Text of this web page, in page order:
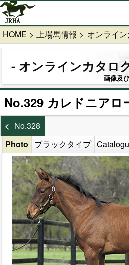
HOME 上場馬情報 オンライ
オンラインカタロ
画像及
No.329 カレドニアロ
No.328
Photo
ブラックタイプ